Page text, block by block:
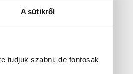
A sütikről
tudjuk szabni, de fontosak